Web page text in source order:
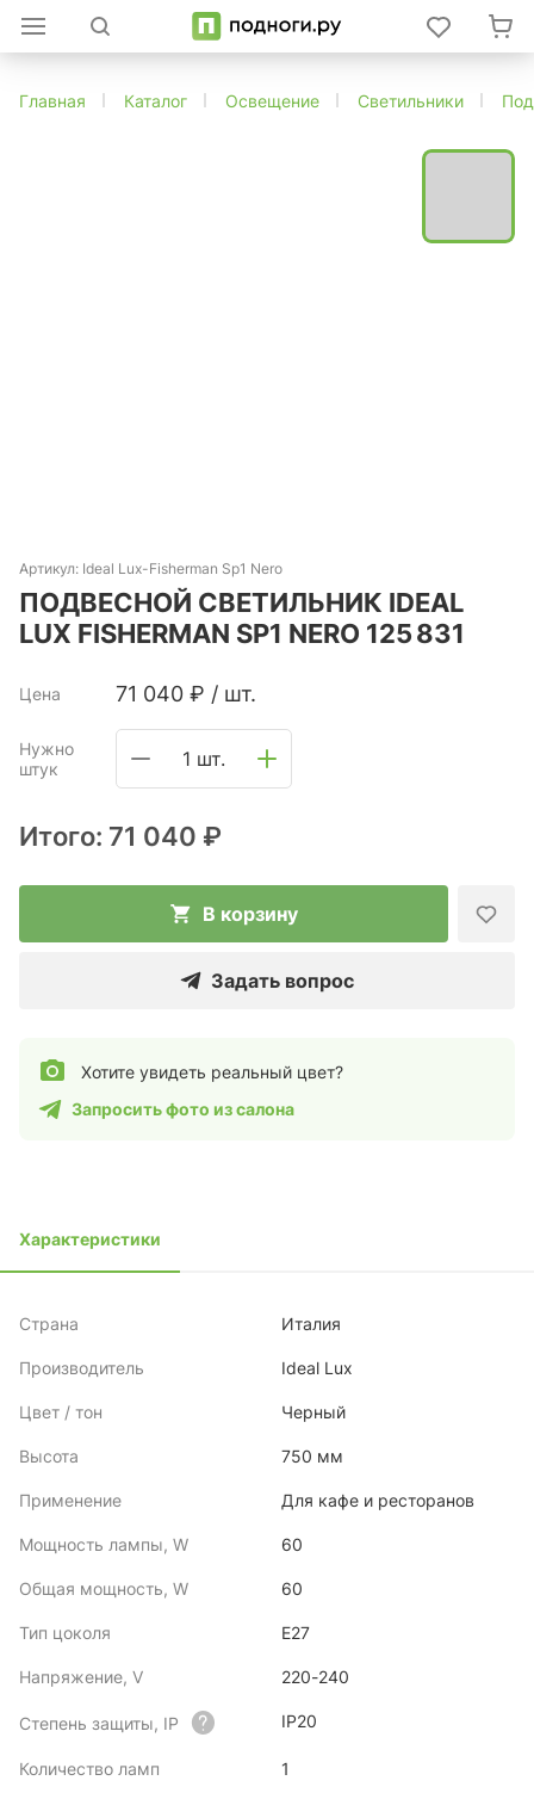
Главная Каталог Освещение Светильники
Артикул: Ideal Lux-Fisherman Sp1 Nero
ПОДВЕСНОЙ СВЕТИЛЬНИК IDEAL
LUX FISHERMAN SP1 NERO 125 831
Цена 71 040 ₽ / шт.
Нужно
штук
1 шт.
Итого: 71 040 ₽
В корзину
Задать вопрос
Хотите увидеть реальный цвет?
Запросить фото из салона
Характеристики
Страна Италия
Производитель Ideal Lux
Цвет / тон Черный
Высота 750 мм
Применение Для кафе и ресторанов
Мощность лампы, W 60
Общая мощность, W 60
Тип цоколя E27
Напряжение, V 220-240
Степень защиты, IP IP20
Количество ламп 1